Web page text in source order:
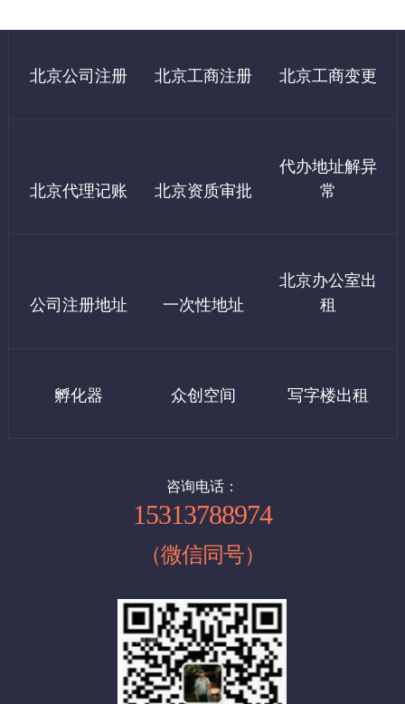
查）
四：东城区虚拟地址：
1、小规模 8000起/年 （提供石景山科技园地址）
2、一般纳税人 12000起/年
公司注册是开始创业的第一步。一般来说，公司注册的流程包括：
企业核名→提交材料→领取执照→刻章，就可以完成公司注册，进
企业名称查询
（注册公司第一步，即查名，通过北京市工商行管理局进行公司名
进行综合审定，给予注册核准，并发放盖有市工商行政管理局名称
2，提供证件材料签字
新注册公司申办人提供一个法人和全体股东的身份证各一份、房屋
租赁合同原件，房产证复印件+房东签字，房东身份证复印件+签字
制作相关公司材料并由法人股东签字。
相关行政机关如有新规定，由相关部门和申办人按照国家规定相互
3、代办申请税控收费：500（指导操作，自己办理国家不收费）
4、购买税控成本费：480（国家收费）
如果需要租房发票，发票税点10个记500元，需要客户自理
你公司需要我们全程办理，按上面价格收费。
北京公司注册 北京工商注册 北京工商变更
北京代理记账 北京资质审批
代办地址解异
常
公司注册地址 一次性地址
北京办公室出
租
孵化器 众创空间 写字楼出租
咨询电话：
15313788974
（微信同号）